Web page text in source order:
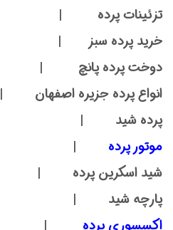
تزئینات پرده |
خرید پرده سبز |
دوخت پرده پانچ |
انواع پرده جزیره اصفهان |
پرده شید |
موتور پرده |
شید اسکرین پرده |
پارچه شید |
اکسسوری پرده |